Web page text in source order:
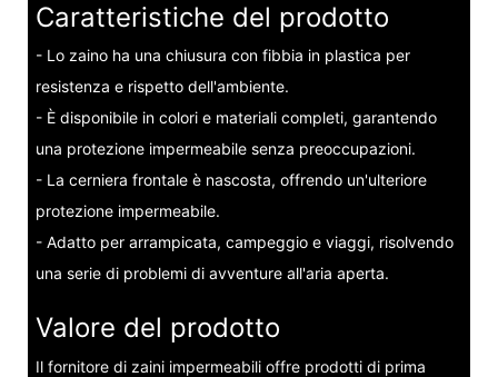
Caratteristiche del prodotto
- Lo zaino ha una chiusura con fibbia in plastica per
resistenza e rispetto dell'ambiente.
- È disponibile in colori e materiali completi, garantendo
una protezione impermeabile senza preoccupazioni.
- La cerniera frontale è nascosta, offrendo un'ulteriore
protezione impermeabile.
- Adatto per arrampicata, campeggio e viaggi, risolvendo
una serie di problemi di avventure all'aria aperta.
Valore del prodotto
Il fornitore di zaini impermeabili offre prodotti di prima